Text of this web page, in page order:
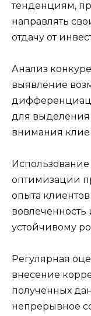
тенденциям,
направлять
отдачу от
Анализ
выявление
для
внимания
оптимизации
опыта
вовлеченность
устойчивому
Регулярная
внесение
полученных
непрерывное